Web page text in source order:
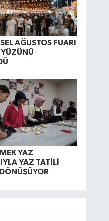
AĞUSTOS FUARI
YAZ
YAZ TATİLİ